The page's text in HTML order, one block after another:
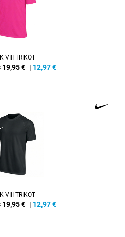
VIII TRIKOT
€ | 12,97€
VIII TRIKOT
€ | 12,97€